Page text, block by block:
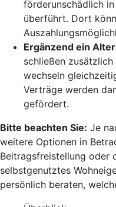
förderunschädlich
überführt. Dort
Ergänzend ein
schließen
wechseln
Verträge werden
gefördert.
Bitte beachten Sie: Je
weitere Optionen in
Beitragsfreistellung oder
selbstgenutztes
persönlich beraten,